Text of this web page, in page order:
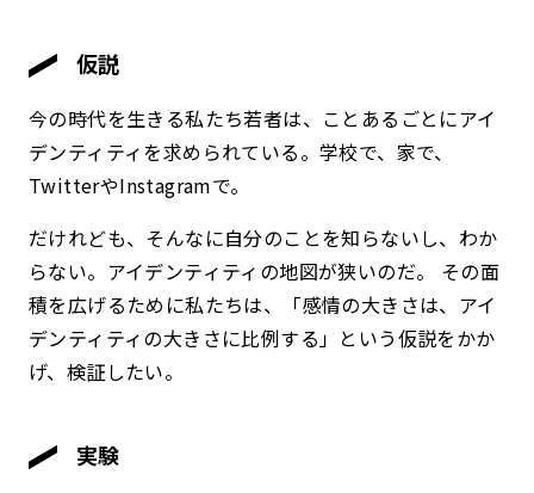
仮説
今の時代を生きる私たち若者は、ことあるごとにアイ
デンティティを求められている。学校で、家で、
TwitterやInstagramで。
だけれども、そんなに自分のことを知らないし、わか
らない。アイデンティティの地図が狭いのだ。 その面
積を広げるために私たちは、「感情の大きさは、アイ
デンティティの大きさに比例する」という仮説をかか
げ、検証したい。
実験